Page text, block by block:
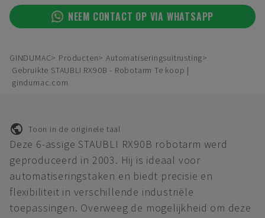
NEEM CONTACT OP VIA WHATSAPP
GINDUMAC Producten
Automatiseringsuitrusting
Gebruikte STAUBLI RX90B - Robotarm Te koop |
gindumac.com
Toon in de originele taal
Deze 6-assige STAUBLI RX90B robotarm werd
geproduceerd in 2003. Hij is ideaal voor
automatiseringstaken en biedt precisie en
flexibiliteit in verschillende industriële
toepassingen. Overweeg de mogelijkheid om deze